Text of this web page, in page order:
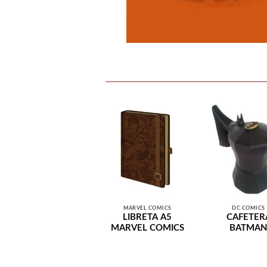
MARVEL COMICS
LIBRETA A5
MARVEL COMICS
DC COMICS
BATMAN